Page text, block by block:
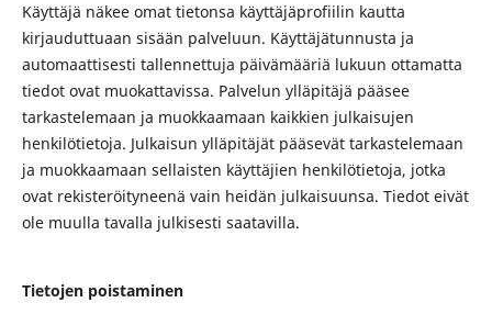
Käyttäjä näkee omat tietonsa käyttäjäprofiilin kautta
kirjauduttuaan sisään palveluun. Käyttäjätunnusta ja
automaattisesti tallennettuja päivämääriä lukuun ottamatta
tiedot ovat muokattavissa. Palvelun ylläpitäjä pääsee
tarkastelemaan ja muokkaamaan kaikkien julkaisujen
henkilötietoja. Julkaisun ylläpitäjät pääsevät tarkastelemaan
ja muokkaamaan sellaisten käyttäjien henkilötietoja, jotka
ovat rekisteröityneenä vain heidän julkaisuunsa. Tiedot eivät
ole muulla tavalla julkisesti saatavilla.
Tietojen poistaminen